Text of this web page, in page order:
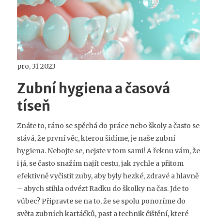
pro, 31 2023
Zubní hygiena a časová
tíseň
Znáte to, ráno se spěchá do práce nebo školy a často se
stává, že první věc, kterou šidíme, je naše zubní
hygiena. Nebojte se, nejste v tom sami! A řeknu vám, že
i já, se často snažím najít cestu, jak rychle a přitom
efektivně vyčistit zuby, aby byly hezké, zdravé a hlavně
– abych stihla odvézt Radku do školky na čas. Jde to
vůbec? Připravte se na to, že se spolu ponoríme do
světa zubních kartáčků, past a technik čištění, které